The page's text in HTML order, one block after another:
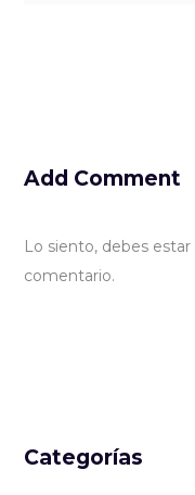
Add Comment
Lo siento, debes estar
comentario.
Categorías